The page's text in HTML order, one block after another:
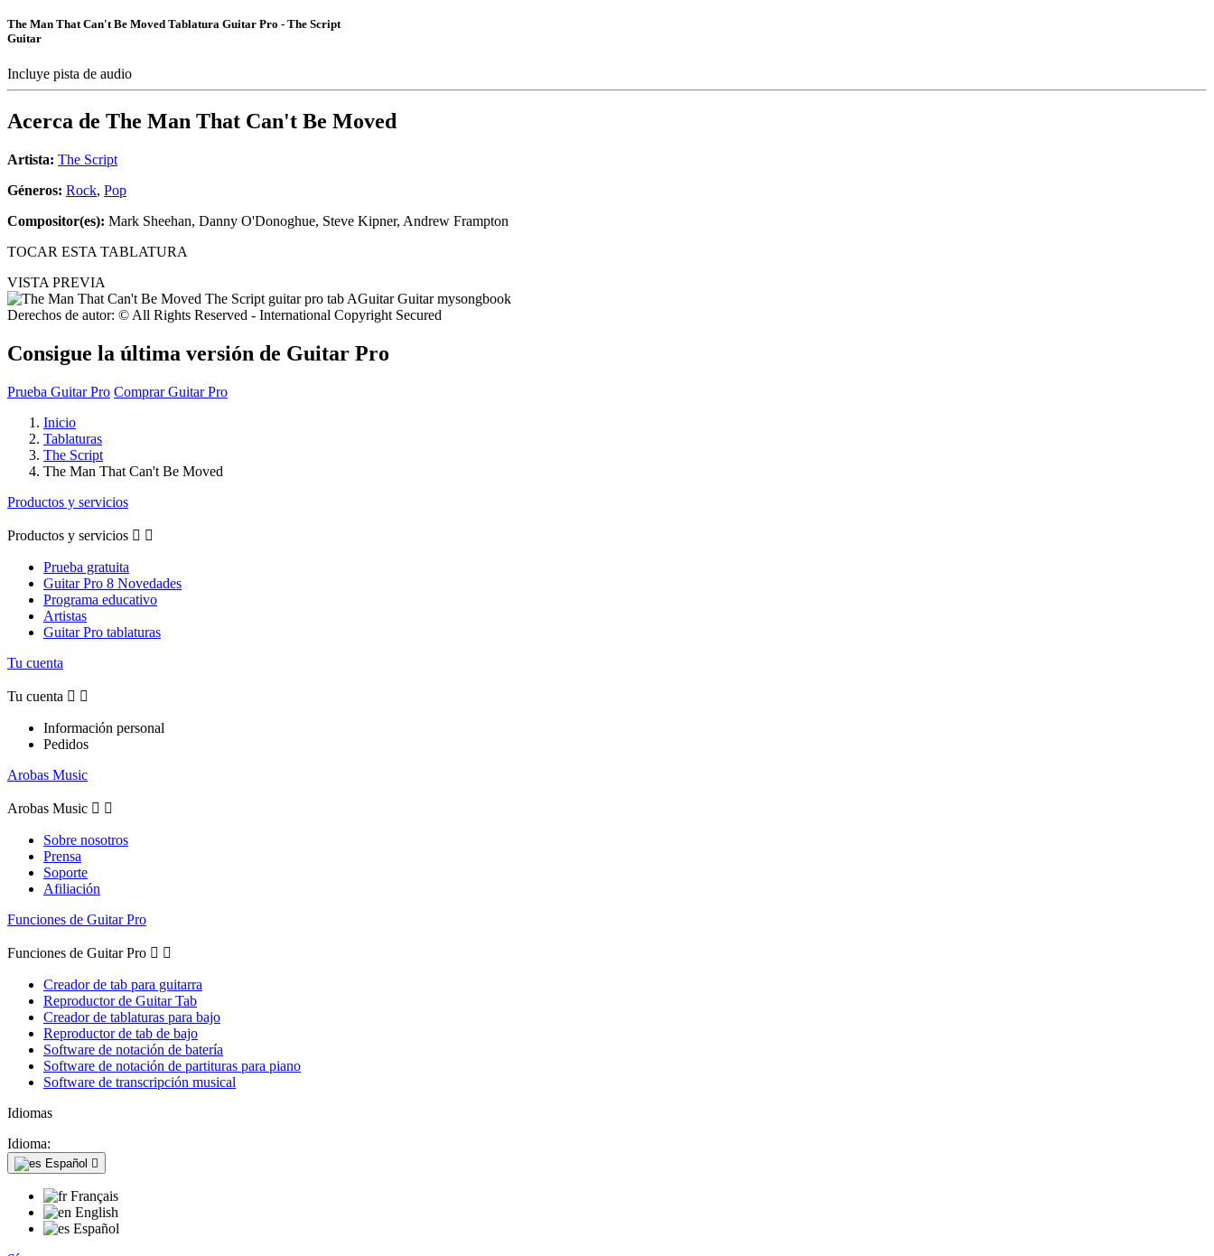
The Man That Can't Be Moved Tablatura Guitar Pro - The Script
Guitar
Incluye pista de audio
Acerca de The Man That Can't Be Moved
Artista: The Script
Géneros: Rock, Pop
Compositor(es): Mark Sheehan, Danny O'Donoghue, Steve Kipner, Andrew Frampton
TOCAR ESTA TABLATURA
VISTA PREVIA
Derechos de autor: © All Rights Reserved - International Copyright Secured
Consigue la última versión de Guitar Pro
Prueba Guitar Pro Comprar Guitar Pro
Inicio
Tablaturas
The Script
The Man That Can't Be Moved
Productos y servicios
Productos y servicios  
Prueba gratuita
Guitar Pro 8 Novedades
Programa educativo
Artistas
Guitar Pro tablaturas
Tu cuenta
Tu cuenta  
Información personal
Pedidos
Arobas Music
Arobas Music  
Sobre nosotros
Prensa
Soporte
Afiliación
Funciones de Guitar Pro
Funciones de Guitar Pro  
Creador de tab para guitarra
Reproductor de Guitar Tab
Creador de tablaturas para bajo
Reproductor de tab de bajo
Software de notación de batería
Software de notación de partituras para piano
Software de transcripción musical
Idiomas
Idioma:
Español 
Français
English
Español